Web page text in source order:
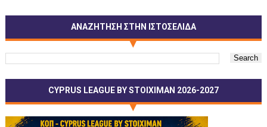
ΑΝΑΖΗΤΗΣΗ ΣΤΗΝ ΙΣΤΟΣΕΛΙΔΑ
CYPRUS LEAGUE BY STOIXIMAN 2026-2027